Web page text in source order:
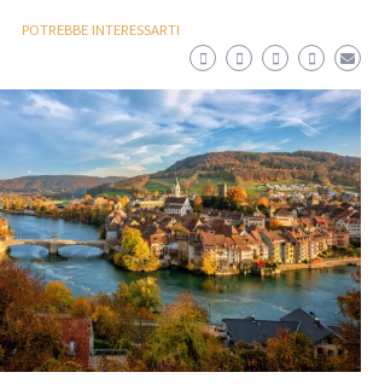
POTREBBE INTERESSARTI